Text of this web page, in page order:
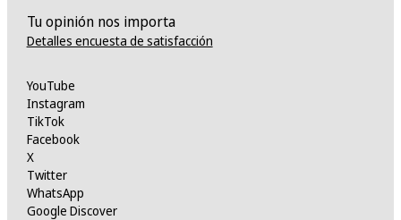
Tu opinión nos importa
Detalles encuesta de satisfacción
YouTube
Instagram
TikTok
Facebook
X
Twitter
WhatsApp
Google Discover